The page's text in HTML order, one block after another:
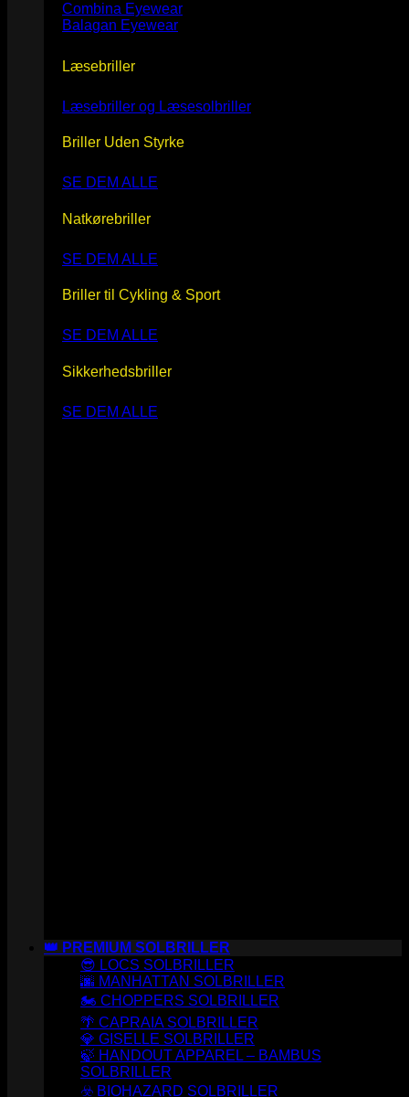
Combina Eyewear
Balagan Eyewear
Læsebriller
Læsebriller og Læsesolbriller
Briller Uden Styrke
SE DEM ALLE
Natkørebriller
SE DEM ALLE
Briller til Cykling & Sport
SE DEM ALLE
Sikkerhedsbriller
SE DEM ALLE
👑 PREMIUM SOLBRILLER
😎 LOCS SOLBRILLER
🌆 MANHATTAN SOLBRILLER
🏍️ CHOPPERS SOLBRILLER
🌴 CAPRAIA SOLBRILLER
💎 GISELLE SOLBRILLER
🍃 HANDOUT APPAREL – BAMBUS
SOLBRILLER
☣️ BIOHAZARD SOLBRILLER